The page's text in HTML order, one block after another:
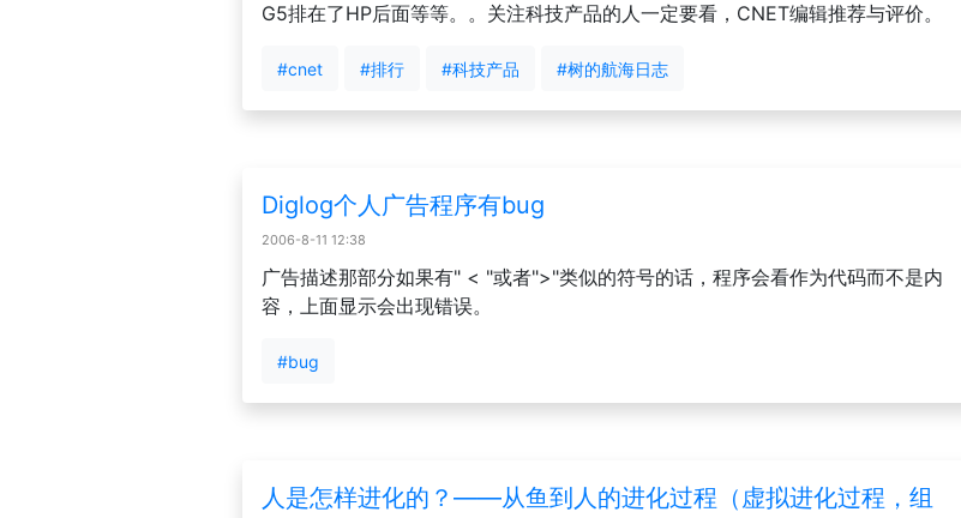
G5排在了HP后面等等。。关注科技产品的人一定要看，CNET编辑推荐与评价。
#cnet #排行 #科技产品 #树的航海日志
Diglog个人广告程序有bug
2006-8-11 12:38
广告描述那部分如果有" < "或者">"类似的符号的话，程序会看作为代码而不是内
容，上面显示会出现错误。
#bug
人是怎样进化的？——从鱼到人的进化过程（虚拟进化过程，组